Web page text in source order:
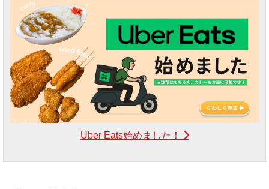
Uber Eats始めました！